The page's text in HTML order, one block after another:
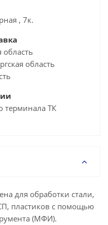
, 7к.
область
область
терминала ТК
для обработки стали,
пластиков с помощью
(МФИ).